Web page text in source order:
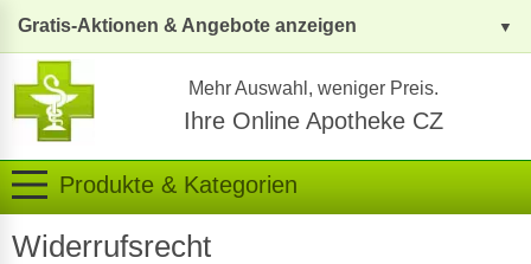
Gratis-Aktionen & Angebote anzeigen
Mehr Auswahl, weniger Preis.
Ihre Online Apotheke CZ
Produkte & Kategorien
Widerrufsrecht